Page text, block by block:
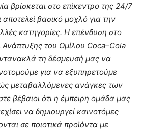
βρίσκεται στο επίκεντρο της 24/7
βασικό μοχλό για την
κατηγορίες. Η επένδυση στο
του Ομίλου Coca–Cola
τη δέσμευσή μας να
για να εξυπηρετούμε
μεταβαλλόμενες ανάγκες των
βέβαιοι ότι η έμπειρη ομάδα μας
να δημιουργεί καινοτόμες
σε ποιοτικά προϊόντα με